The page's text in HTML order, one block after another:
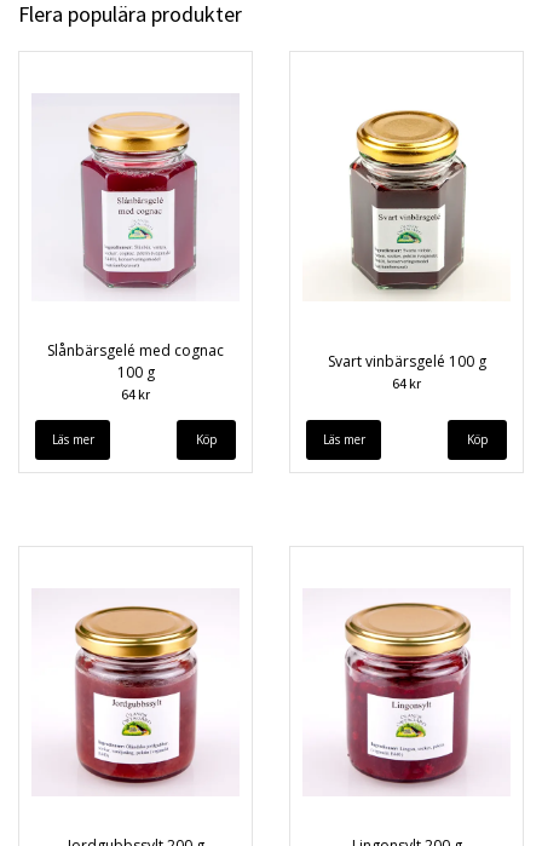
Flera populära produkter
Slånbärsgelé med cognac
100 g
64 kr
Läs mer
Svart vinbärsgelé 100 g
64 kr
Läs mer